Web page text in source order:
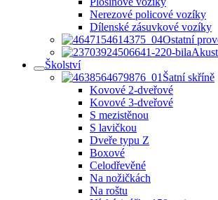
Nerezové policové vozíky
Dílenské zásuvkové vozíky
Ostatní
Školství
Šatní skříně
Kovové 2-dveřové
Kovové 3-dveřové
S mezistěnou
S lavičkou
Dveře typu Z
Boxové
Celodřevěné
Na nožičkách
Na roštu